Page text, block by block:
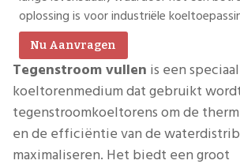
oplossing is voor industriële
Nu Aanvragen
Tegenstroom vullen is een
koeltorenmedium dat gebruikt
tegenstroomkoeltorens om de
en de efficiëntie van de
maximaliseren. Het biedt een groot